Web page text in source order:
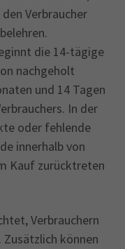
Verbraucher
die 14-tägige
nachgeholt
und 14 Tagen
In der
oder fehlende
innerhalb von
Kauf zurücktreten
Verbrauchern
können